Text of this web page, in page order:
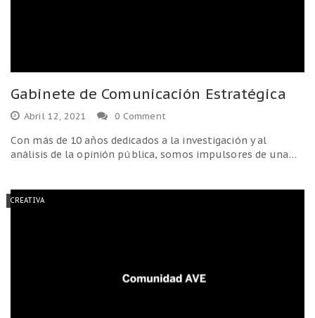
Gabinete de Comunicación Estratégica
Abril 12, 2021 0 Comment
Con más de 10 años dedicados a la investigación y al
análisis de la opinión pública, somos impulsores de una…
CREATIVA